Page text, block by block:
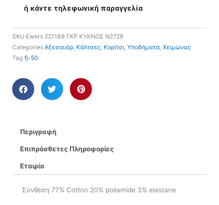
ή κάντε τηλεφωνική παραγγελία
SKU Ewers 221188 ΓΚΡ ΚΥΚΝΟΣ N2728
Categories Αξεσουάρ Κάλτσες Κορίτσι Υποδήματα Χειμώνας
Tag fj-50
Περιγραφή
Επιπρόσθετες Πληροφορίες
Εταιρία
Σύνθεση 77% Cotton 20% poliamide 3% elastane